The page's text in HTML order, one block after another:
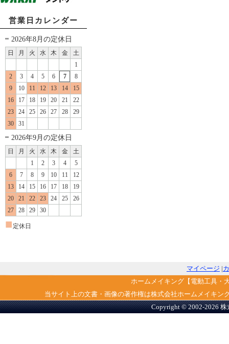
営業日カレンダー
2026年8月の定休日
日 月 火 水 木 金
土
1
2
3 4 5 6 7
8
9
10 11 12 13 14
15
16
17 18 19 20 21
22
23
24 25 26 27 28
29
30
31
2026年9月の定休日
日 月 火 水 木 金
土
1
2 3 4
5
6
7 8 9 10 11
12
13
14 15 16 17 18
19
20
21 22 23 24 25
26
27
28 29 30
■ 定休日
マイページ |
ホームメイキング【電動工具・
当サイト上の文書・画像の著作権は株式会社ホームメイキ
Copyright © 2002-2026